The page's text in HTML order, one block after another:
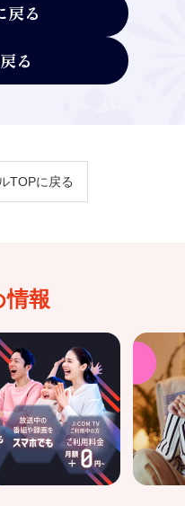
戻る
る
TOPに戻る
情報